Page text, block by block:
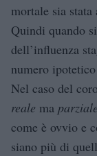
mortale sia stata
Quindi quando
dell’influenza
numero
Nel caso del
reale ma parziale
come è ovvio e
siano più di